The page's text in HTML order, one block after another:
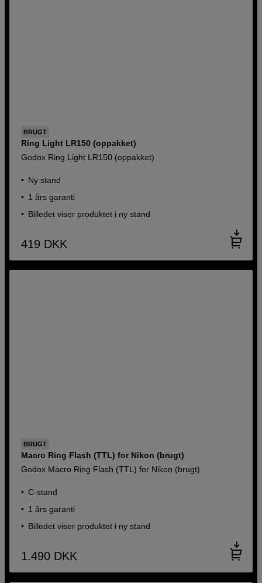
BRUGT
Ring Light LR150 (oppakket)
Godox Ring Light LR150 (oppakket)
Ny stand
1 års garanti
Billedet viser produktet i ny stand
419 DKK
BRUGT
Macro Ring Flash (TTL) for Nikon (brugt)
Godox Macro Ring Flash (TTL) for Nikon (brugt)
C-stand
1 års garanti
Billedet viser produktet i ny stand
1.490 DKK